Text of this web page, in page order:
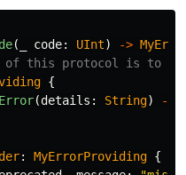
( code: UInt) ->
of this protocol is to
{
(details : String) ->
: MyErrorProviding {